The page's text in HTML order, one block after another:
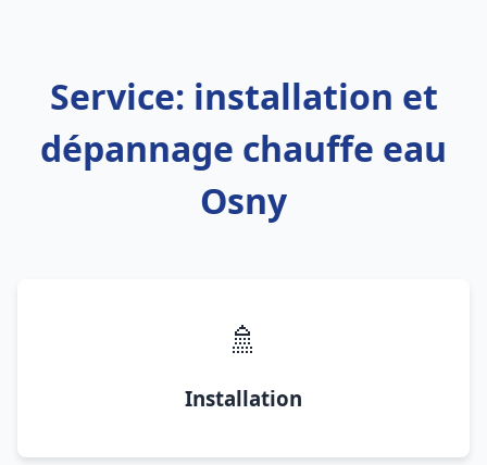
Service: installation et
dépannage chauffe eau
Osny
🚿
Installation